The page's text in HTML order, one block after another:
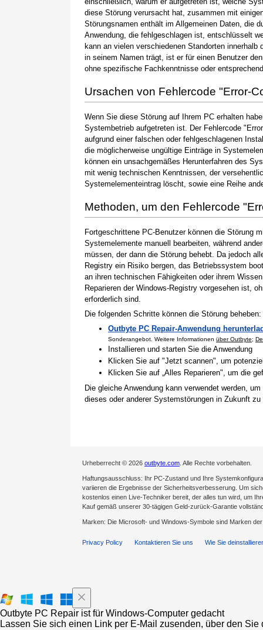
diese Störung verursacht hat, zusammen mit
Störungsnamen enthält im Allgemeinen Daten, die
Anwendung, die fehlgeschlagen ist, entschlüsselt
kann an vielen verschiedenen Standorten
in seinem Namen trägt, ist er für einen Benutzer
ohne spezifische Fachkenntnisse oder
Ursachen von Fehlercode "Error-
Wenn Sie diese Störung auf Ihrem PC erhalten
Systembetrieb aufgetreten ist. Der Fehlercode
aufgrund einer falschen oder fehlgeschlagenen
die möglicherweise ungültige Einträge in
können ein unsachgemäßes Herunterfahren des
mit wenig technischen Kenntnissen, der
Systemelementeintrag löscht, sowie eine Reihe
Methoden, um den Fehlercode
Fortgeschrittene PC-Benutzer können die Störung
Systemelemente manuell bearbeiten, während
müssen, der dann die Störung behebt. Da jedoch
Registry ein Risiko bergen, das Betriebssystem
an ihren technischen Fähigkeiten oder ihrem
Reparieren der Windows-Registry vorgesehen ist,
erforderlich sind.
Die folgenden Schritte können die Störung beheben:
Outbyte PC Repair-Anwendung
Sonderangebot. Weitere Informationen über Outbyte;
Installieren und starten Sie die Anwendung
Klicken Sie auf "Jetzt scannen", um
Klicken Sie auf „Alles Reparieren", um die
Die gleiche Anwendung kann verwendet werden,
dieses oder anderer Systemstörungen in Zukunft zu
Urheberrecht © 2026 outbyte.com . Alle Rechte vorbehalten.
Haftungsausschluss: Ihr PC-Zustand und Ihre
variieren die Ergebnisse der Sicherheitsverbesserung. Um
kostenlos einen Live-Techniker bereit, der alles tun wird, um
Kauf gemäß unserer 30-tägigen Geld-zurück-Garantie
Marken: Die Microsoft- und Windows-Symbole sind Marken
Privacy Policy Kontaktieren Sie uns Wie Sie
Outbyte PC Repair ist für Windows-Computer gedacht
Lassen Sie sich einen Link per E-Mail zusenden, über den